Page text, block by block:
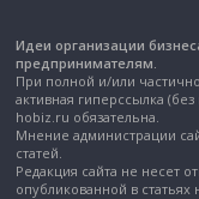
Идеи организации
предпринимателям.
При полной и/или
активная гиперссылка
hobiz.ru обязательна.
Мнение администрации
статей.
Редакция сайта не несет
опубликованной в статьях